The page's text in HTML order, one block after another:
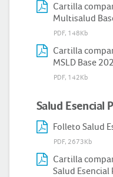
Cartilla
Multisalud
PDF, 148Kb
Cartilla
MSLD Base
PDF, 142Kb
Salud Esencial
Folleto Salud
PDF, 2673Kb
Cartilla
Salud Esencial